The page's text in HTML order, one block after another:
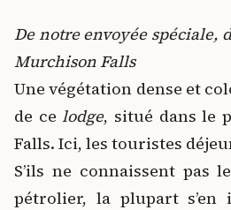
De notre envoyée spéciale,
Murchison Falls
Une végétation dense et
de celodge, situé dans le
Falls. Ici, les touristes
S’ils ne connaissent pas
pétrolier, la plupart s’en